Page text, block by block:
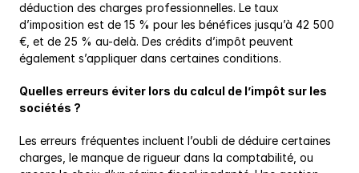
déduction des charges professionnelles. Le taux
d’imposition est de 15 % pour les bénéfices jusqu’à 42 500
€, et de 25 % au-delà. Des crédits d’impôt peuvent
également s’appliquer dans certaines conditions.
Quelles erreurs éviter lors du calcul de l’impôt sur les
sociétés ?
Les erreurs fréquentes incluent l’oubli de déduire certaines
charges, le manque de rigueur dans la comptabilité, ou